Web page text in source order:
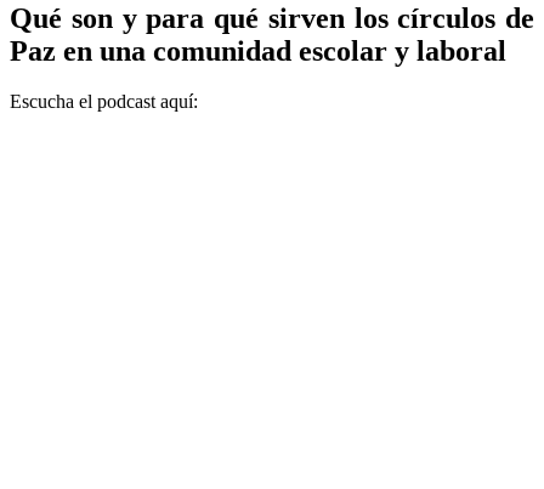
Qué son y para qué sirven los círculos de
Paz en una comunidad escolar y laboral
Escucha el podcast aquí: